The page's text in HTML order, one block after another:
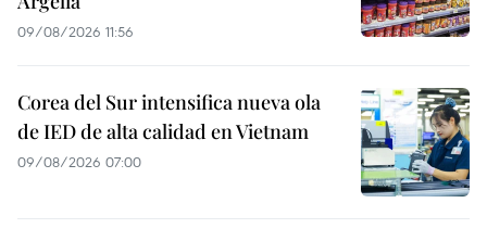
09/08/2026 11:56
Corea del Sur intensifica nueva ola
de IED de alta calidad en Vietnam
09/08/2026 07:00